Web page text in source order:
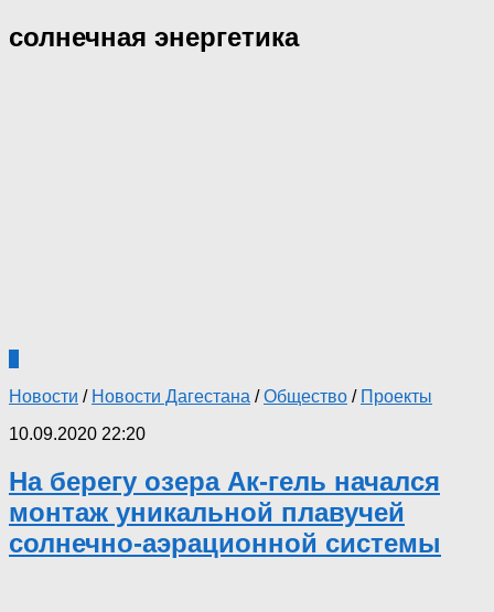
солнечная энергетика
Новости / Новости Дагестана /Общество / Проекты
10.09.2020 22:20
На берегу озера Ак-гель начался
монтаж уникальной плавучей
солнечно-аэрационной системы